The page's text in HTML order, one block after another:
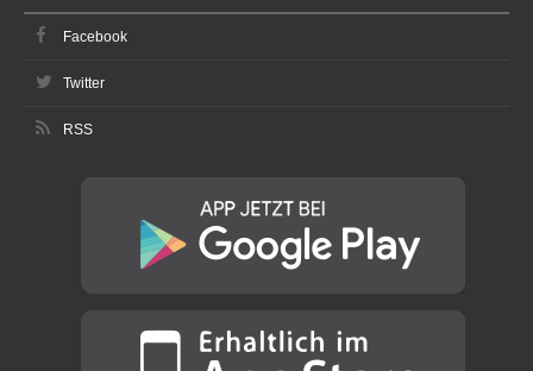
Facebook
Twitter
RSS